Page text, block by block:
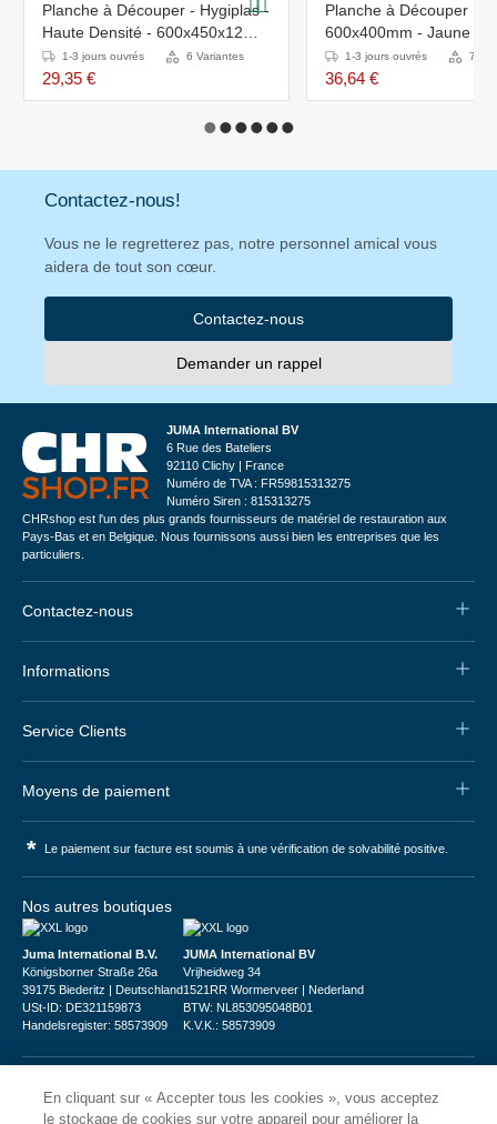
Planche à Découper - Hygiplas -
Haute Densité - 600x450x12mm
- Blanche
1-3 jours ouvrés 6 Variantes
29,35 €
Planche à Découper
600x400mm - Jaune
1-3 jours ouvrés 7
36,64 €
Contactez-nous!
Vous ne le regretterez pas, notre personnel amical vous
aidera de tout son cœur.
Contactez-nous
Demander un rappel
JUMA International BV
6 Rue des Bateliers
92110 Clichy | France
Numéro de TVA : FR59815313275
Numéro Siren : 815313275
CHRshop est l'un des plus grands fournisseurs de matériel de restauration aux
Pays-Bas et en Belgique. Nous fournissons aussi bien les entreprises que les
particuliers.
Contactez-nous
Informations
Service Clients
Moyens de paiement
* Le paiement sur facture est soumis à une vérification de solvabilité positive.
Nos autres boutiques
Juma International B.V.
Königsborner Straße 26a
39175 Biederitz | Deutschland
USt-ID: DE321159873
Handelsregister: 58573909
JUMA International BV
Vrijheidweg 34
1521RR Wormerveer | Nederland
BTW: NL853095048B01
K.V.K.: 58573909
En cliquant sur « Accepter tous les cookies », vous acceptez
le stockage de cookies sur votre appareil pour améliorer la